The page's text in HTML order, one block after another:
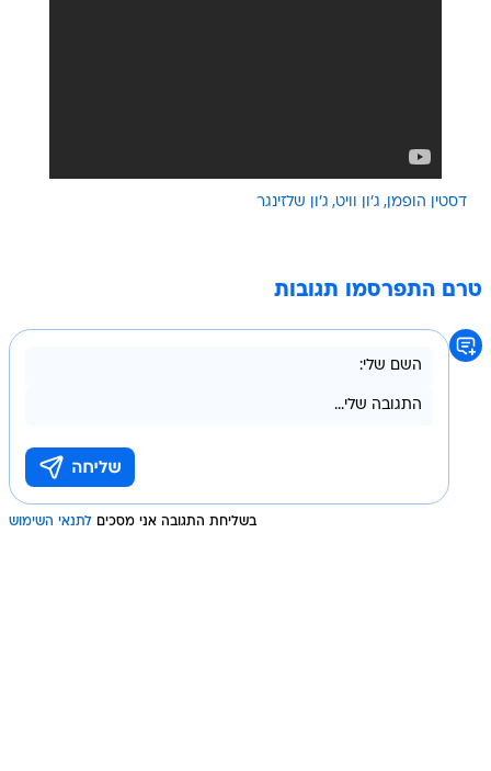
דסטין הופמן ג'ון וויט ג'ון שלזינגר
טרם התפרסמו תגובות
בשליחת התגובה אני מסכים לתנאי השימוש